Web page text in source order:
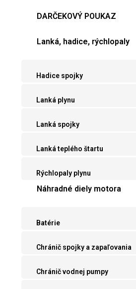
DARČEKOVÝ POUKAZ
Lanká, hadice, rýchlopaly
Hadice spojky
Lanká plynu
Lanká spojky
Lanká teplého štartu
Rýchlopaly plynu
Náhradné diely motora
Batérie
Chránič spojky a zapaľovania
Chránič vodnej pumpy